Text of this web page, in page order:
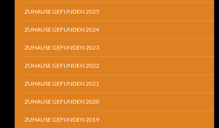
ZUHAUSE GEFUNDEN 2025
ZUHAUSE GEFUNDEN 2024
ZUHAUSE GEFUNDEN 2023
ZUHAUSE GEFUNDEN 2022
ZUHAUSE GEFUNDEN 2021
ZUHAUSE GEFUNDEN 2020
ZUHAUSE GEFUNDEN 2019